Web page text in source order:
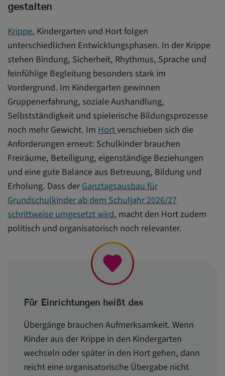
gestalten
Krippe, Kindergarten und Hort folgen
unterschiedlichen Entwicklungsphasen. In der Krippe
stehen Bindung, Sicherheit, Rhythmus, Sprache und
feinfühlige Begleitung besonders stark im
Vordergrund. Im Kindergarten gewinnen
Gruppenerfahrung, soziale Aushandlung,
Selbstständigkeit und spielerische Bildungsprozesse
noch mehr Gewicht. ImHortverschieben sich die
Anforderungen erneut: Schulkinder brauchen
Freiräume, Beteiligung, eigenständige Beziehungen
und eine gute Balance aus Betreuung, Bildung und
Erholung. Dass derGanztagsausbau für
Grundschulkinder ab dem Schuljahr 2026/27
schrittweise umgesetzt wird, macht den Hort zudem
politisch und organisatorisch noch relevanter.
Für Einrichtungen heißt das
Übergänge brauchen Aufmerksamkeit. Wenn
Kinder aus der Krippe in den Kindergarten
wechseln oder später in den Hort gehen, dann
reicht eine organisatorische Übergabe nicht